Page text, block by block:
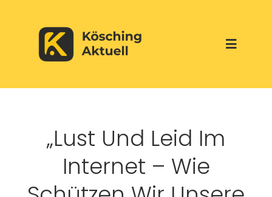
content
Toggle
Aktuelles„Lust Und Leid Im
Internet – Wie